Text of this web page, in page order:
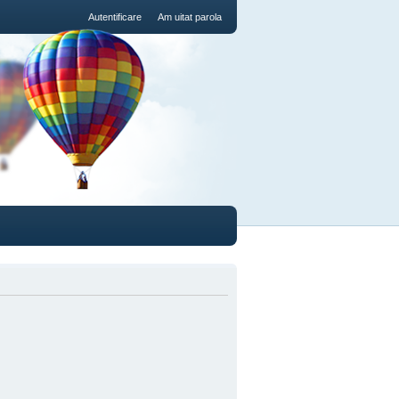
Autentificare Am uitat parola